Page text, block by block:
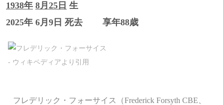
1938年 8月25日 生
2025年 6月9日 死去
享年88歳
フレデリック・フォーサイス（Frederick Forsyth CBE、